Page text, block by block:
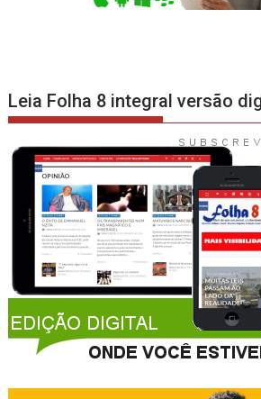
Leia Folha 8 integral versão